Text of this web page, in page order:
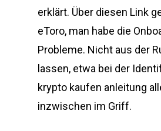
erklärt. Über diesen Link
eToro, man habe die
Probleme. Nicht aus der
lassen, etwa bei der
krypto kaufen anleitung
inzwischen im Griff.